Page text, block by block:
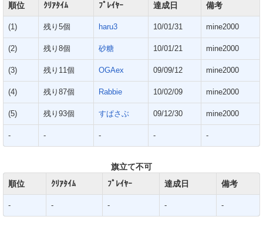
順位
ｸﾘｱﾀｲﾑ ﾌﾟﾚｲﾔｰ 達成日 備考
(1) 残り5個 haru3 10/01/31 mine2000
(2) 残り8個 砂糖 10/01/21 mine2000
(3) 残り11個 OGAex 09/09/12 mine2000
(4) 残り87個 Rabbie 10/02/09 mine2000
(5) 残り93個 すぱさぶ 09/12/30 mine2000
- - - - -
旗立て不可
順位
ｸﾘｱﾀｲﾑ ﾌﾟﾚｲﾔｰ 達成日 備考
- - - - -